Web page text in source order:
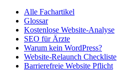
Alle Fachartikel
Glossar
Kostenlose Website-Analyse
SEO für Ärzte
Warum kein WordPress?
Website-Relaunch Checkliste
Barrierefreie Website Pflicht